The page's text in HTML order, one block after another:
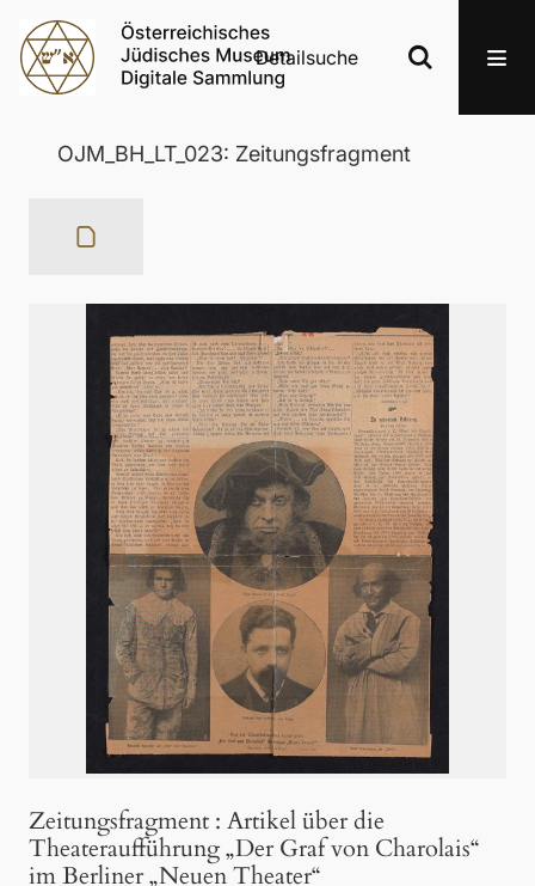
Detailsuche
OJM_BH_LT_023: Zeitungsfragment
Zeitungsfragment : Artikel über die
Theateraufführung „Der Graf von Charolais“
im Berliner „Neuen Theater“